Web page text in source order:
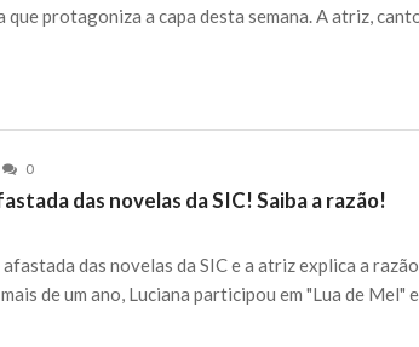
que protagoniza a capa desta semana. A atriz,
0
das novelas da SIC! Saiba a razão!
das novelas da SIC e a atriz explica a
de um ano, Luciana participou em "Lua de Mel"